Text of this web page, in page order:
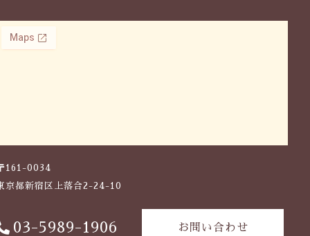
161-0034
京都新宿区上落合2-24-10
03-5989-1906 お問い合わせ